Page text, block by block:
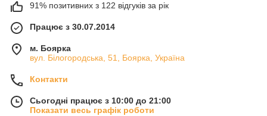
91% позитивних з 122 відгуків за рік
Працює з 30.07.2014
м. Боярка
вул. Білогородська, 51, Боярка, Україна
Контакти
Сьогодні працює з 10:00 до 21:00
Показати весь графік роботи